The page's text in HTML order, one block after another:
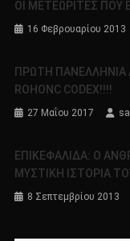
ΟΙ ΜΕΤΕΩΡΙΤΕΣ ΠΟΥ
16 Φεβρουαρίου 2013
ΠΡΩΤΗ ΠΑΝΕΛΛΗΝΙΑ
ROHONC CODEX!!!!
27 Μαΐου 2017
ΕΠΙΚΕΦΑΛΙΔΑ: Ο
ΜΥΣΤΙΚΗ ΙΣΤΟΡΙΑ
8 Σεπτεμβρίου 2013